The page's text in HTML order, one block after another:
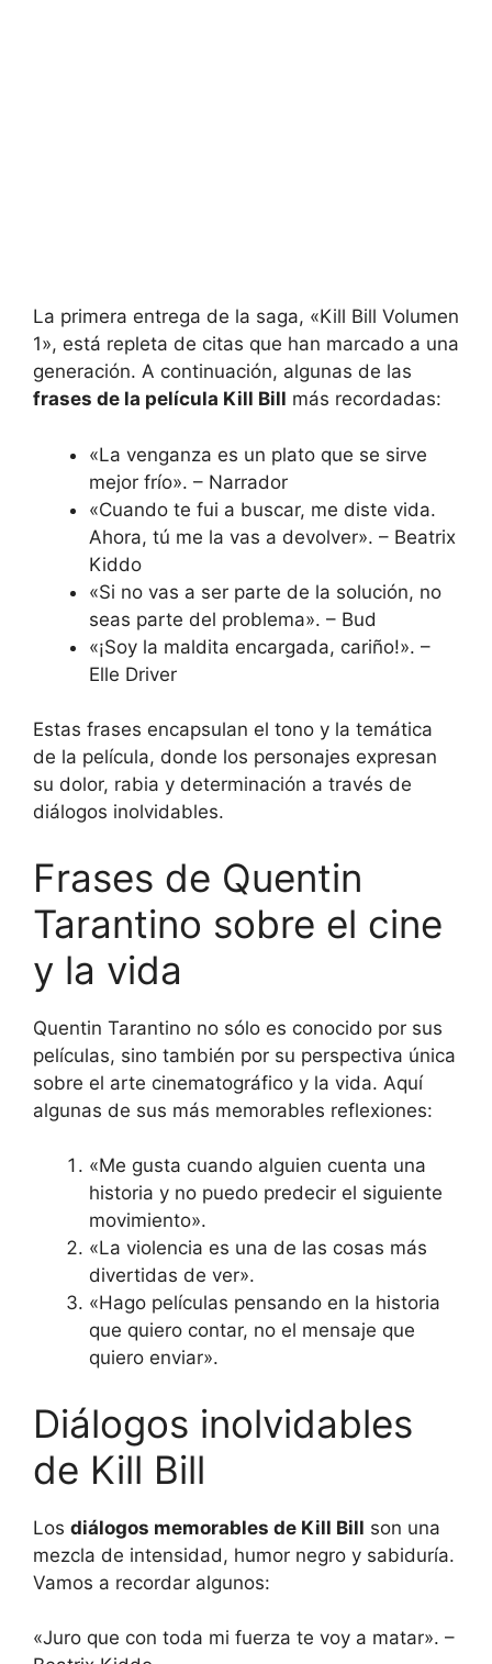
La primera entrega de la saga, «Kill Bill Volumen
1», está repleta de citas que han marcado a una
generación. A continuación, algunas de las
frases de la película Kill Bill más recordadas:
«La venganza es un plato que se sirve
mejor frío». – Narrador
«Cuando te fui a buscar, me diste vida.
Ahora, tú me la vas a devolver». – Beatrix
Kiddo
«Si no vas a ser parte de la solución, no
seas parte del problema». – Bud
«¡Soy la maldita encargada, cariño!». –
Elle Driver
Estas frases encapsulan el tono y la temática
de la película, donde los personajes expresan
su dolor, rabia y determinación a través de
diálogos inolvidables.
Frases de Quentin
Tarantino sobre el cine
y la vida
Quentin Tarantino no sólo es conocido por sus
películas, sino también por su perspectiva única
sobre el arte cinematográfico y la vida. Aquí
algunas de sus más memorables reflexiones:
«Me gusta cuando alguien cuenta una
historia y no puedo predecir el siguiente
movimiento».
«La violencia es una de las cosas más
divertidas de ver».
«Hago películas pensando en la historia
que quiero contar, no el mensaje que
quiero enviar».
Diálogos inolvidables
de Kill Bill
Los diálogos memorables de Kill Bill son una
mezcla de intensidad, humor negro y sabiduría.
Vamos a recordar algunos:
«Juro que con toda mi fuerza te voy a matar». –